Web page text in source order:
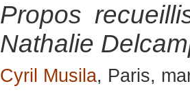
Propos
Nathalie
Cyril Musila, Paris,